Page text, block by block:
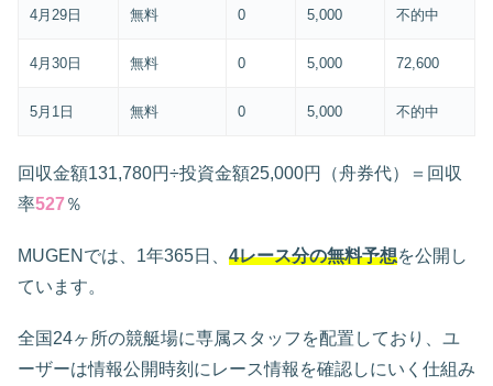
4月29日 無料 0 5,000 不的中
4月30日 無料 0 5,000 72,600
5月1日 無料 0 5,000 不的中
回収金額131,780円÷投資金額25,000円（舟券代）＝回収
率527％
MUGENでは、1年365日、 4レース分の無料予想を公開し
ています。
全国24ヶ所の競艇場に専属スタッフを配置しており、ユ
ーザーは情報公開時刻にレース情報を確認しにいく仕組み